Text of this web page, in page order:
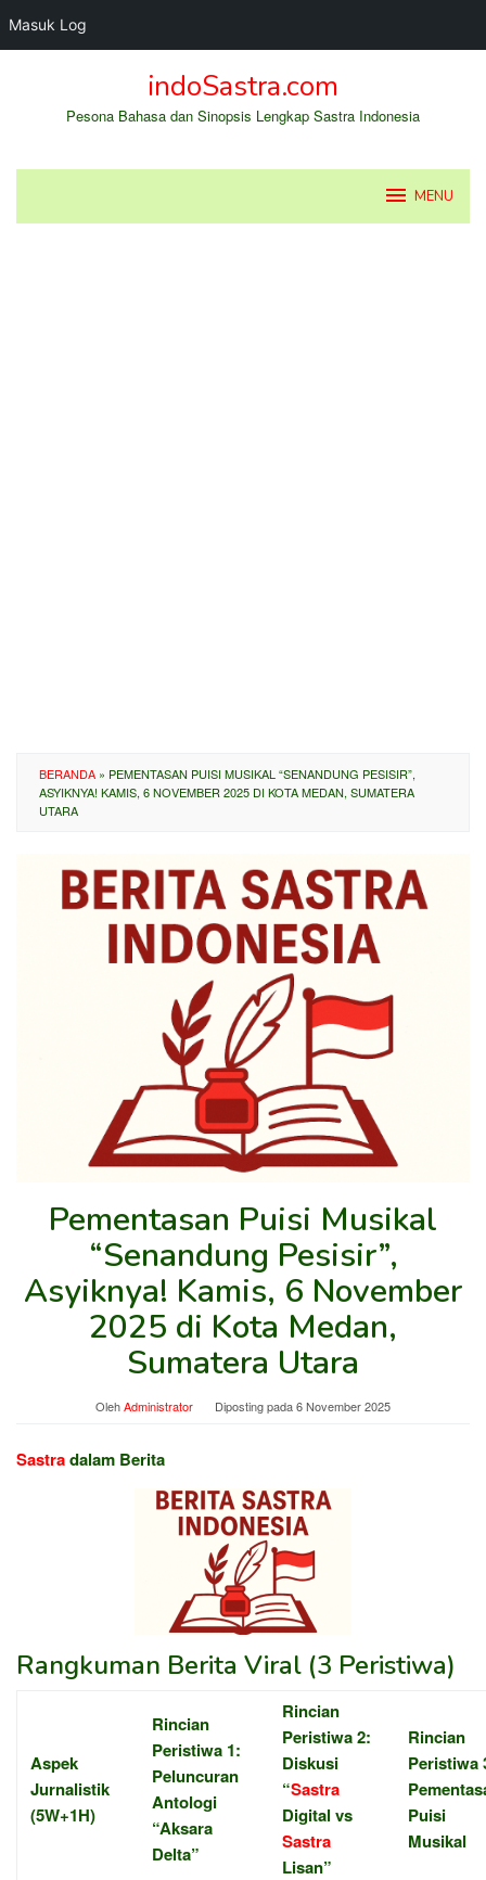
Masuk Log
indoSastra.com
Pesona Bahasa dan Sinopsis Lengkap Sastra Indonesia
MENU
BERANDA » PEMENTASAN PUISI MUSIKAL “SENANDUNG PESISIR”,
ASYIKNYA! KAMIS, 6 NOVEMBER 2025 DI KOTA MEDAN, SUMATERA
UTARA
Pementasan Puisi Musikal
“Senandung Pesisir”,
Asyiknya! Kamis, 6 November
2025 di Kota Medan,
Sumatera Utara
OlehAdministrator Diposting pada6 November 2025
Sastradalam Berita
Rangkuman Berita Viral (3 Peristiwa)
Aspek
Jurnalistik
(5W+1H)
Rincian
Peristiwa 1:
Peluncuran
Antologi
“Aksara
Delta”
Rincian
Peristiwa 2:
Diskusi
“Sastra
Digital vs
Sastra
Lisan”
Rincian
Peristiwa
Puisi
Musikal